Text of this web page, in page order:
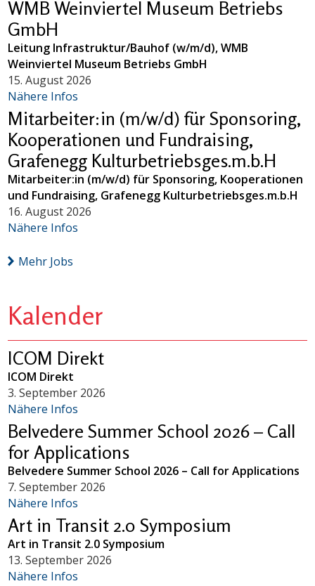
WMB Weinviertel Museum Betriebs
GmbH
Leitung Infrastruktur/Bauhof (w/m/d), WMB
Weinviertel Museum Betriebs GmbH
15. August 2026
Nähere Infos
Mitarbeiter:in (m/w/d) für Sponsoring,
Kooperationen und Fundraising,
Grafenegg Kulturbetriebsges.m.b.H
Mitarbeiter:in (m/w/d) für Sponsoring, Kooperationen
und Fundraising, Grafenegg Kulturbetriebsges.m.b.H
16. August 2026
Nähere Infos
Mehr Jobs
Kalender
ICOM Direkt
ICOM Direkt
3. September 2026
Nähere Infos
Belvedere Summer School 2026 – Call
for Applications
Belvedere Summer School 2026 – Call for Applications
7. September 2026
Nähere Infos
Art in Transit 2.0 Symposium
Art in Transit 2.0 Symposium
13. September 2026
Nähere Infos